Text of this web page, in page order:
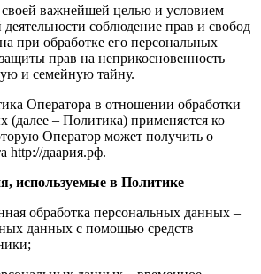
своей важнейшей целью и условием
соблюдение прав и свобод
при обработке его персональных
прав на неприкосновенность
и семейную тайну.
Оператора в отношении обработки
(далее – Политика) применяется ко
Оператор может получить о
http://даария.рф.
используемые в Политике
обработка персональных данных –
данных с помощью средств